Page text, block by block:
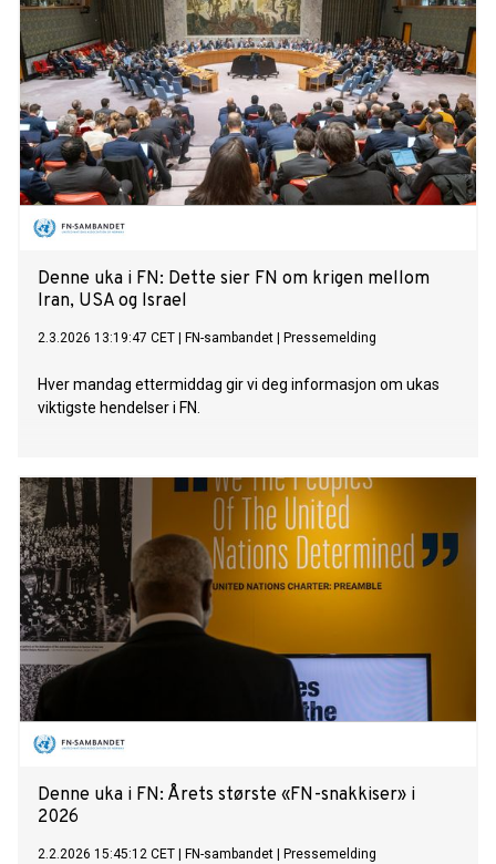
Denne uka i FN: Dette sier FN om krigen mellom
Iran, USA og Israel
2.3.2026 13:19:47 CET FN-sambandet Pressemelding
Hver mandag ettermiddag gir vi deg informasjon om ukas
viktigste hendelser i FN.
Denne uka i FN: Årets største «FN-snakkiser» i
2026
2.2.2026 15:45:12 CET FN-sambandet Pressemelding